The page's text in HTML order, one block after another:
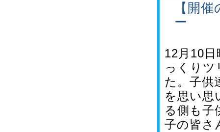
【開
ー
12月10
っくりツ
た。子供
を思い
る側も子
子の皆さ